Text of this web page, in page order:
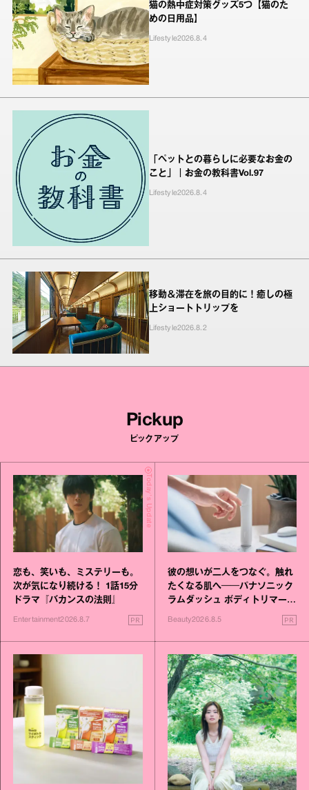
猫の熱中症対策グッズ5つ【猫のた
めの日用品】
Lifestyle2026.8.4
「ペットとの暮らしに必要なお金の
こと」｜お金の教科書Vol.97
Lifestyle2026.8.4
移動＆滞在を旅の目的に！癒しの極
上ショートトリップを
Lifestyle2026.8.2
Pickup
ピックアップ
Today's Update
恋も、笑いも、ミステリーも。
次が気になり続ける！ 1話15分
ドラマ『バカンスの法則』
Entertainment2026.8.7 PR
彼の想いが二人をつなぐ。触れ
たくなる肌へ──パナソニック
ラムダッシュ ボディトリマーが
Beauty2026.8.5 PR